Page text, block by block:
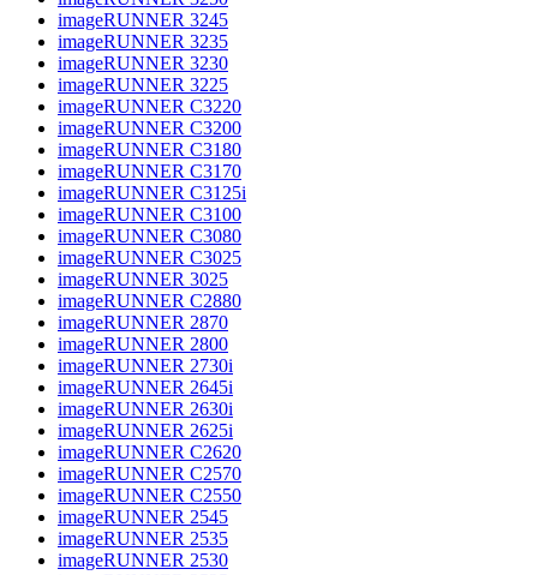
imageRUNNER 3245
imageRUNNER 3235
imageRUNNER 3230
imageRUNNER 3225
imageRUNNER C3220
imageRUNNER C3200
imageRUNNER C3180
imageRUNNER C3170
imageRUNNER C3125i
imageRUNNER C3100
imageRUNNER C3080
imageRUNNER C3025
imageRUNNER 3025
imageRUNNER C2880
imageRUNNER 2870
imageRUNNER 2800
imageRUNNER 2730i
imageRUNNER 2645i
imageRUNNER 2630i
imageRUNNER 2625i
imageRUNNER C2620
imageRUNNER C2570
imageRUNNER C2550
imageRUNNER 2545
imageRUNNER 2535
imageRUNNER 2530